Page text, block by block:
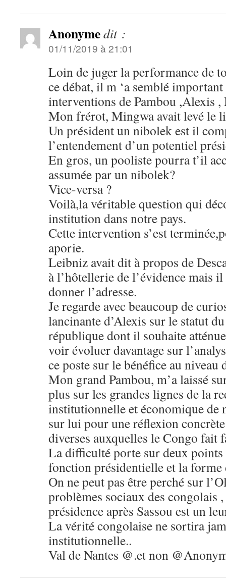
Anonymedit :
01/11/2019 à 21:01
Loin de juger la performance de
ce débat, il m ‘a semblé
interventions de Pambou ,Alexis
Mon frérot, Mingwa avait levé le
Un président un nibolek est il
l’entendement d’un potentiel
En gros, un pooliste pourra t’il
assumée par un nibolek?
Vice-versa ?
Voilà,la véritable question qui
institution dans notre pays.
Cette intervention s’est
aporie.
Leibniz avait dit à propos de
à l’hôtellerie de l’évidence mais
donner l’adresse.
Je regarde avec beaucoup de
lancinante d’Alexis sur le statut
république dont il souhaite
voir évoluer davantage sur
ce poste sur le bénéfice au niveau
Mon grand Pambou, m’a laissé
plus sur les grandes lignes de la
institutionnelle et économique de
sur lui pour une réflexion
diverses auxquelles le Congo fait
La difficulté porte sur deux
fonction présidentielle et la forme
On ne peut pas être perché sur
problèmes sociaux des congolais
présidence après Sassou est un
La vérité congolaise ne sortira
institutionnelle..
Val de Nantes @.et non